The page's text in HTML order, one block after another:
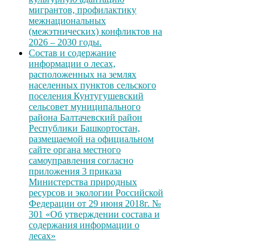
мигрантов, профилактику
межнациональных
(межэтнических) конфликтов на
2026 – 2030 годы.
Состав и содержание
информации о лесах,
расположенных на землях
населенных пунктов сельского
поселения Кунтугушевский
сельсовет муниципального
района Балтачевский район
Республики Башкортостан,
размещаемой на официальном
сайте органа местного
самоуправления согласно
приложения 3 приказа
Министерства природных
ресурсов и экологии Российской
Федерации от 29 июня 2018г. №
301 «Об утверждении состава и
содержания информации о
лесах»